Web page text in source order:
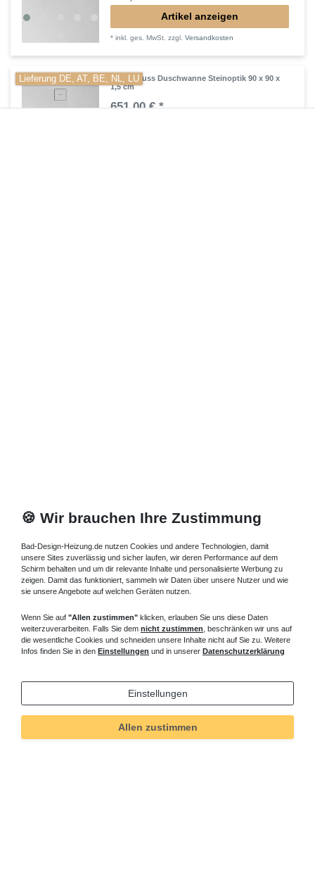
Artikel anzeigen
*inkl. ges. MwSt. zzgl.Versandkosten
Lieferung DE, AT, BE, NL, LUMineralguss Duschwanne Steinoptik 90 x 90 x
1,5 cm
651,00 € *
🍪 Wir brauchen Ihre Zustimmung
Bad-Design-Heizung.de nutzen Cookies und andere Technologien, damit
unsere Sites zuverlässig und sicher laufen, wir deren Performance auf dem
Schirm behalten und um dir relevante Inhalte und personalisierte Werbung zu
zeigen. Damit das funktioniert, sammeln wir Daten über unsere Nutzer und wie
sie unsere Angebote auf welchen Geräten nutzen.
Wenn Sie auf "Allen zustimmen" klicken, erlauben Sie uns diese Daten
weiterzuverarbeiten. Falls Sie dem nicht zustimmen , beschränken wir uns auf
die wesentliche Cookies und schneiden unsere Inhalte nicht auf Sie zu. Weitere
Infos finden Sie in den Einstellungen und in unserer Datenschutzerklärung
Einstellungen
Allen zustimmen